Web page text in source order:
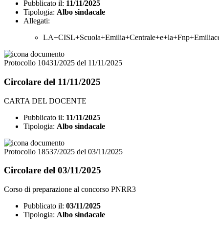
Pubblicato il: 11/11/2025
Tipologia: Albo sindacale
Allegati:
Protocollo 10431/2025 del 11/11/2025
Circolare del 11/11/2025
CARTA DEL DOCENTE
Pubblicato il: 11/11/2025
Tipologia: Albo sindacale
Protocollo 18537/2025 del 03/11/2025
Circolare del 03/11/2025
Corso di preparazione al concorso PNRR3
Pubblicato il: 03/11/2025
Tipologia: Albo sindacale